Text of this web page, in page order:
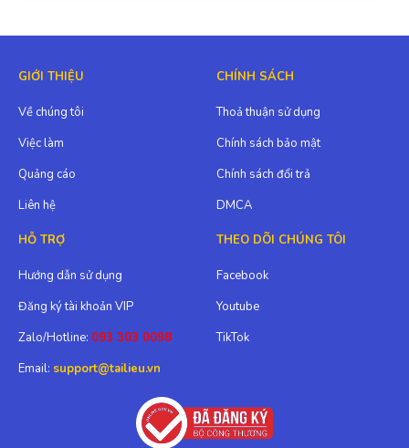
GIỚI THIỆU
Về chúng tôi
Việc làm
Quảng cáo
Liên hệ
CHÍNH SÁCH
Thoả thuận sử dụng
Chính sách bảo mật
Chính sách đổi trả
DMCA
HỖ TRỢ
Hướng dẫn sử dụng
Đăng ký tài khoản VIP
Zalo/Hotline: 093 303 0098
Email: support@tailieu.vn
THEO DÕI CHÚNG TÔI
Facebook
Youtube
TikTok